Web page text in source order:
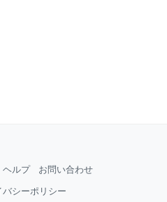
ヘルプ お問い合わせ
バシーポリシー